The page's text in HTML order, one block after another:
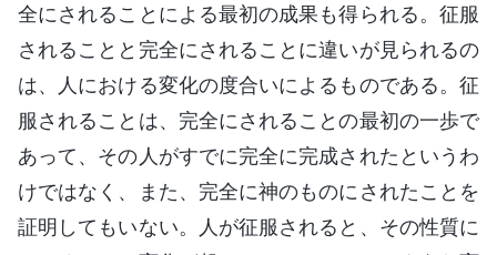
全にされることによる最初の成果も得られる。征服
されることと完全にされることに違いが見られるの
は、人における変化の度合いによるものである。征
服されることは、完全にされることの最初の一歩で
あって、その人がすでに完全に完成されたというわ
けではなく、また、完全に神のものにされたことを
証明してもいない。人が征服されると、その性質に